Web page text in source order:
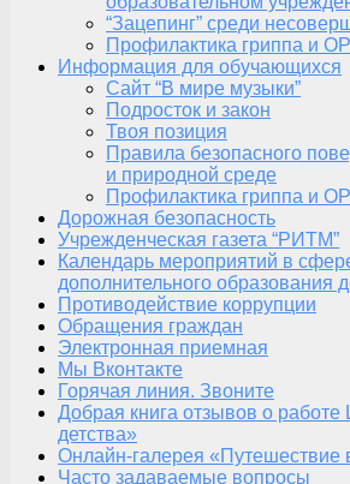
“Зацепинг” среди
Профилактика гриппа и
Информация для обучающихся
Сайт “В мире музыки”
Подросток и закон
Твоя позиция
Правила безопасного
и природной среде
Профилактика гриппа и
Дорожная безопасность
Учрежденческая газета “РИТМ”
Календарь мероприятий в
дополнительного образования
Противодействие коррупции
Обращения граждан
Электронная приемная
Мы Вконтакте
Горячая линия. Звоните
Добрая книга отзывов о
детства»
Онлайн-галерея «Путешествие
Часто задаваемые вопросы